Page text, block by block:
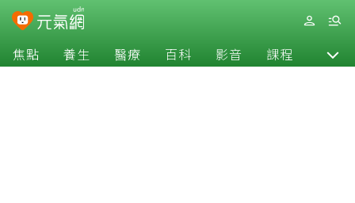
焦點 養生 醫療 百科 影音 課程 退休